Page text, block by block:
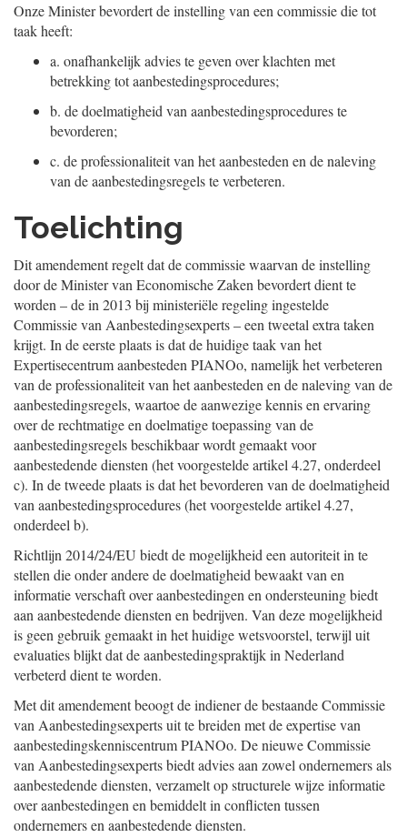
Onze Minister bevordert de instelling van een commissie die tot
taak heeft:
a. onafhankelijk advies te geven over klachten met
betrekking tot aanbestedingsprocedures;
b. de doelmatigheid van aanbestedingsprocedures te
bevorderen;
c. de professionaliteit van het aanbesteden en de naleving
van de aanbestedingsregels te verbeteren.
Toelichting
Dit amendement regelt dat de commissie waarvan de instelling
door de Minister van Economische Zaken bevordert dient te
worden – de in 2013 bij ministeriële regeling ingestelde
Commissie van Aanbestedingsexperts – een tweetal extra taken
krijgt. In de eerste plaats is dat de huidige taak van het
Expertisecentrum aanbesteden PIANOo, namelijk het verbeteren
van de professionaliteit van het aanbesteden en de naleving van de
aanbestedingsregels, waartoe de aanwezige kennis en ervaring
over de rechtmatige en doelmatige toepassing van de
aanbestedingsregels beschikbaar wordt gemaakt voor
aanbestedende diensten (het voorgestelde artikel 4.27, onderdeel
c). In de tweede plaats is dat het bevorderen van de doelmatigheid
van aanbestedingsprocedures (het voorgestelde artikel 4.27,
onderdeel b).
Richtlijn 2014/24/EU biedt de mogelijkheid een autoriteit in te
stellen die onder andere de doelmatigheid bewaakt van en
informatie verschaft over aanbestedingen en ondersteuning biedt
aan aanbestedende diensten en bedrijven. Van deze mogelijkheid
is geen gebruik gemaakt in het huidige wetsvoorstel, terwijl uit
evaluaties blijkt dat de aanbestedingspraktijk in Nederland
verbeterd dient te worden.
Met dit amendement beoogt de indiener de bestaande Commissie
van Aanbestedingsexperts uit te breiden met de expertise van
aanbestedingskenniscentrum PIANOo. De nieuwe Commissie
van Aanbestedingsexperts biedt advies aan zowel ondernemers als
aanbestedende diensten, verzamelt op structurele wijze informatie
over aanbestedingen en bemiddelt in conflicten tussen
ondernemers en aanbestedende diensten.